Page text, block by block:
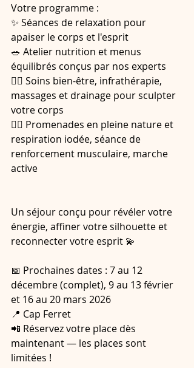
Votre programme :
✨ Séances de relaxation pour
apaiser le corps et l'esprit
🥗 Atelier nutrition et menus
équilibrés conçus par nos experts
💆‍♀️ Soins bien-être, infrathérapie,
massages et drainage pour sculpter
votre corps
🚶‍♀️ Promenades en pleine nature et
respiration iodée, séance de
renforcement musculaire, marche
active
Un séjour conçu pour révéler votre
énergie, affiner votre silhouette et
reconnecter votre esprit 💫
📅 Prochaines dates : 7 au 12
décembre (complet), 9 au 13 février
et 16 au 20 mars 2026
📍 Cap Ferret
📲 Réservez votre place dès
maintenant — les places sont
limitées !